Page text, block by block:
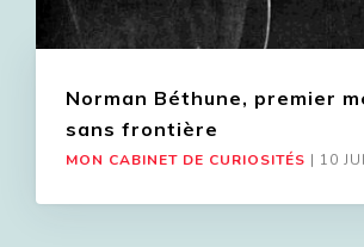
Norman Béthune, premier
sans frontière
MON CABINET DE CURIOSITÉS | 10